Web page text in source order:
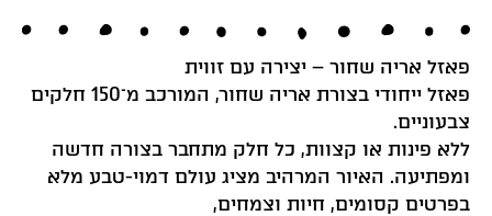
פאזל אריה שחור – יצירה עם זווית
פאזל ייחודי בצורת אריה שחור, המורכב מ־150 חלקים
צבעוניים.
ללא פינות או קצוות, כל חלק מתחבר בצורה חדשה
ומפתיעה. האיור המרהיב מציג עולם דמוי-טבע מלא
בפרטים קסומים, חיות וצמחים,